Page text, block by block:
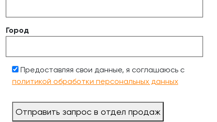
Город
Предоставляя свои данные, я соглашаюсь с
политикой обработки персональных данных
Отправить запрос в отдел продаж